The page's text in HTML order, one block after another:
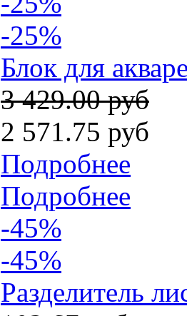
-25%
Блок для
3 429.00 руб
2 571.75 руб
Подробнее
Подробнее
-45%
-45%
Разделитель